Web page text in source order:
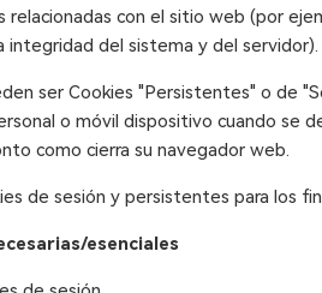
relacionadas con el sitio web (por
integridad del sistema y del servidor).
ser Cookies "Persistentes" o de
o móvil dispositivo cuando se
como cierra su navegador web.
de sesión y persistentes para los
esenciales